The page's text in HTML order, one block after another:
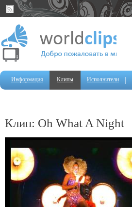
Информация Клипы Исполнители
Клип: Oh What A Night